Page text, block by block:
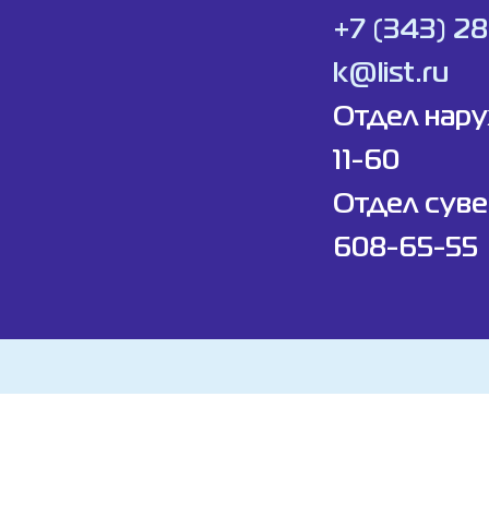
+7 (343)
k@list.ru
Отдел
11-60
Отдел
608-65-55